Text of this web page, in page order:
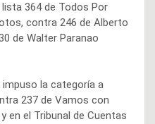
364 de Todos Por
contra 246 de Alberto
de Walter Paranao
la categoría a
237 de Vamos con
en el Tribunal de Cuentas